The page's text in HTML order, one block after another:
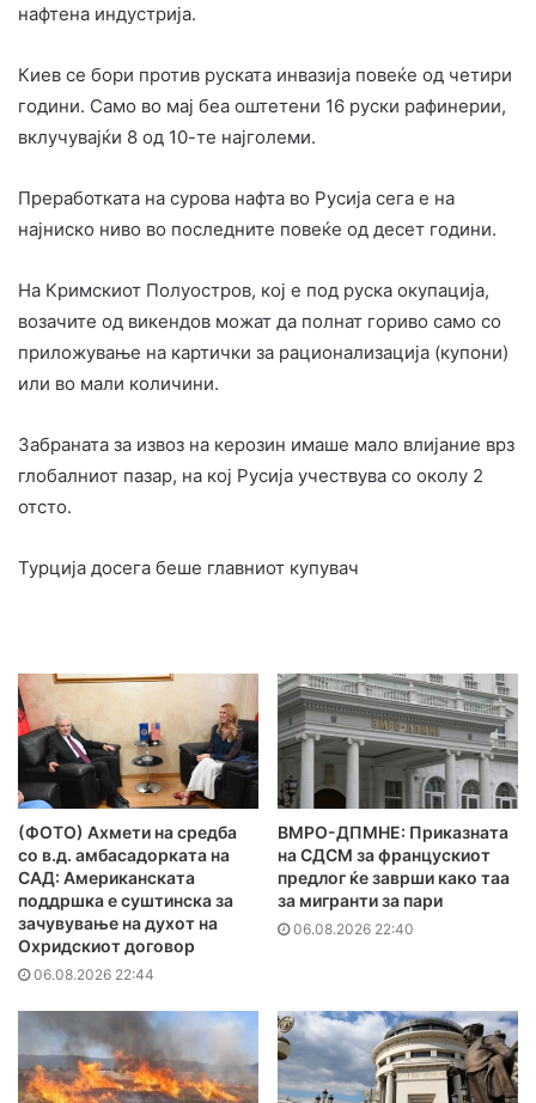
нафтена индустрија.
Киев се бори против руската инвазија повеќе од четири
години. Само во мај беа оштетени 16 руски рафинерии,
вклучувајќи 8 од 10-те најголеми.
Преработката на сурова нафта во Русија сега е на
најниско ниво во последните повеќе од десет години.
На Кримскиот Полуостров, кој е под руска окупација,
возачите од викендов можат да полнат гориво само со
приложување на картички за рационализација (купони)
или во мали количини.
Забраната за извоз на керозин имаше мало влијание врз
глобалниот пазар, на кој Русија учествува со околу 2
отсто.
Турција досега беше главниот купувач
(ФОТО) Ахмети на средба
со в.д. амбасадорката на
САД: Американската
поддршка е суштинска за
зачувување на духот на
Охридскиот договор
06.08.2026 22:44
ВМРО-ДПМНЕ: Приказната
на СДСМ за францускиот
предлог ќе заврши како таа
за мигранти за пари
06.08.2026 22:40